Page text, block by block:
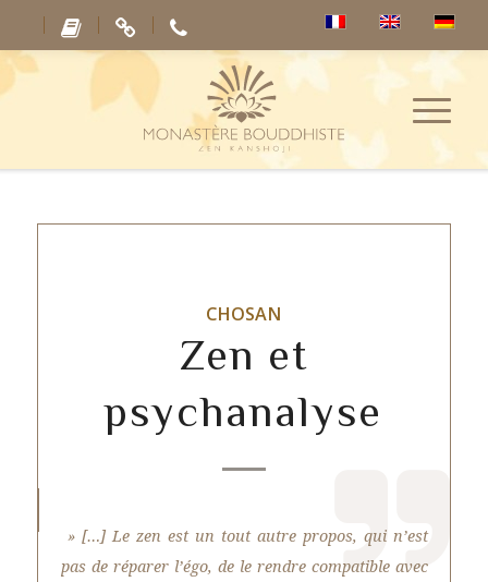
CHOSAN
Zen et
psychanalyse
» […] Le zen est un tout autre propos, qui n’est
pas de réparer l’égo, de le rendre compatible avec